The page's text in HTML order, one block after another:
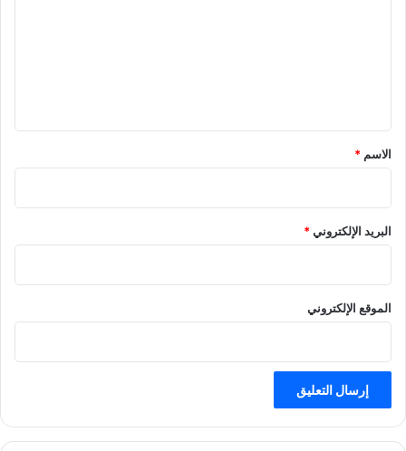
*
الاسم *
البريد الإلكتروني*
الموقع الإلكتروني